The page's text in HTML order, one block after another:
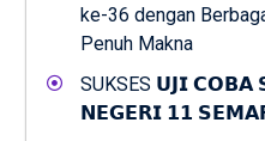
ke-36 dengan
Penuh Makna
SUKSES 𝗨𝗝𝗜
𝗡𝗘𝗚𝗘𝗥𝗜 𝟭𝟭